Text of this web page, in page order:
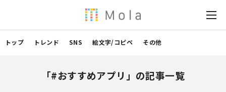
トップ トレンド SNS 絵文字/コピペ その他
「#おすすめアプリ」の記事一覧